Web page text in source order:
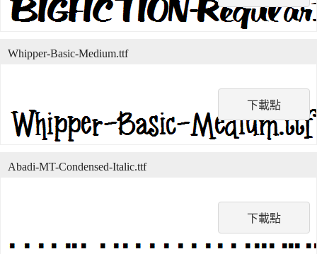
下載點
Whipper-Basic-Medium.ttf
下載點
Abadi-MT-Condensed-Italic.ttf